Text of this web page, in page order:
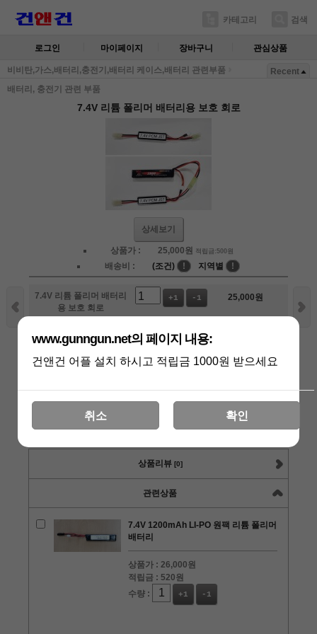
카테고리 검색
로그인 마이페이지 장바구니 관심상품
비비탄,가스,배터리,충전기,배터리 케이스,배터리 관련부품
배터리, 충전기 관련 부품
Recent
7.4V 리튬 폴리머 배터리용 보호 회로
상세보기
상품가 : 25,000원 적립금:500원
배송비 : (조건) ! 지역별 !
7.4V 리튬 폴리머 배터리
용 보호 회로
+1 -1 25,000원
총 상품 금액
장바구니 관심상품
상품리뷰 [0]
관련상품
7.4V 1200mAh LI-PO 원팩 리튬 폴리머
배터리
상품가 :26,000원
적립금 : 520원
수량 :
+1 -1
www.gunngun.net의 페이지 내용:
건앤건 어플 설치 하시고 적립금 1000원 받으세요
취소 확인